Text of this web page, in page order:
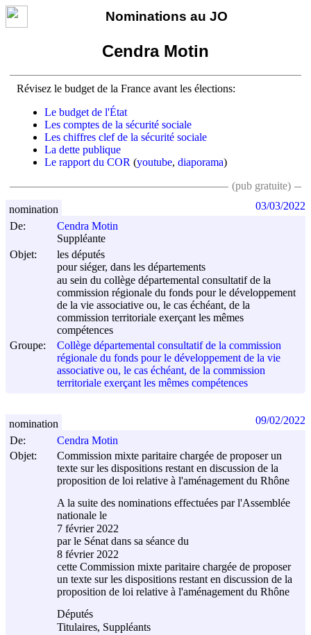
Nominations au JO
Cendra Motin
Révisez le budget de la France avant les élections:
Le budget de l'État
Les comptes de la sécurité sociale
Les chiffres clef de la sécurité sociale
La dette publique
Le rapport du COR (youtube, diaporama)
(pub gratuite)
De:
Cendra Motin
Suppléante
Objet:
les députés
pour siéger, dans les départements
au sein du collège départemental consultatif de la
commission régionale du fonds pour le développement
de la vie associative ou, le cas échéant, de la
commission territoriale exerçant les mêmes
compétences
Groupe:
Collège départemental consultatif de la commission
régionale du fonds pour le développement de la vie
associative ou, le cas échéant, de la commission
territoriale exerçant les mêmes compétences
nomination 03/03/2022
De:
Cendra Motin
Objet:
Commission mixte paritaire chargée de proposer un
texte sur les dispositions restant en discussion de la
proposition de loi relative à l'aménagement du Rhône
A la suite des nominations effectuées par l'Assemblée
nationale le
7 février 2022
par le Sénat dans sa séance du
8 février 2022
cette Commission mixte paritaire chargée de proposer
un texte sur les dispositions restant en discussion de la
proposition de loi relative à l'aménagement du Rhône
Députés
Titulaires, Suppléants
nomination 09/02/2022